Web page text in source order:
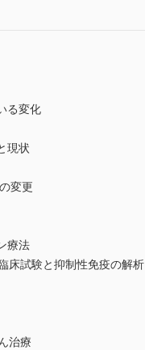
る変化
現状
変更
療法
床試験と抑制性免疫の解析
治療